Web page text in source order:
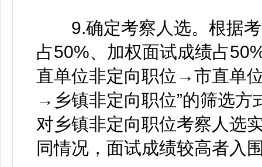
9.确定考察人选。根据考
占50%、加权面试成绩占
直单位非定向职位→市直单
→乡镇非定向职位”的筛选方
对乡镇非定向职位考察人选
同情况，面试成绩较高者入